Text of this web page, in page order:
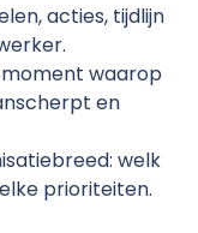
acties, tijdlijn
waarop
en
welk
prioriteiten.